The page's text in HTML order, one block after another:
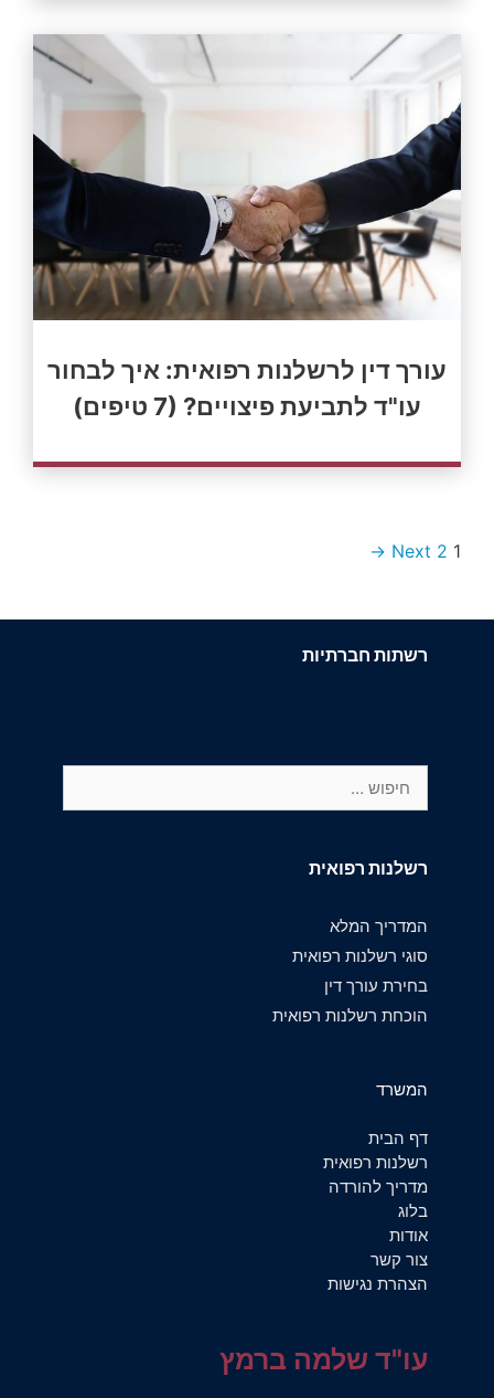
עורך דין לרשלנות רפואית: איך לבחור
עו"ד לתביעת פיצויים? (7 טיפים)
1
2
Next →
רשתות חברתיות
רשלנות רפואית
המדריך המלא
סוגי רשלנות רפואית
בחירת עורך דין
הוכחת רשלנות רפואית
המשרד
דף הבית
רשלנות רפואית
מדריך להורדה
בלוג
אודות
צור קשר
הצהרת נגישות
עו"ד שלמה ברמץ